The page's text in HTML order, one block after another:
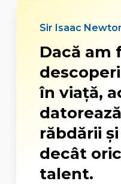
Sir Isaac
Dacă am
în viaţă,
răbdării
decât
talent.